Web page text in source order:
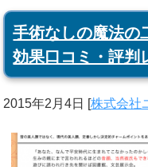
手術なしの魔法の
効果口コミ・評判
2015年2月4日 [株式会社